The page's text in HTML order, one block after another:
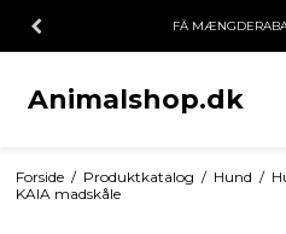
FÅ
Animalshop.dk
Forside / Produktkatalog / Hund /
KAIA madskåle